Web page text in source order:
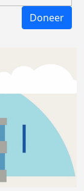
Doneer